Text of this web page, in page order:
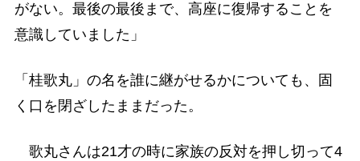
がない。最後の最後まで、高座に復帰することを
意識していました」
「桂歌丸」の名を誰に継がせるかについても、固
く口を閉ざしたままだった。
歌丸さんは21才の時に家族の反対を押し切って4